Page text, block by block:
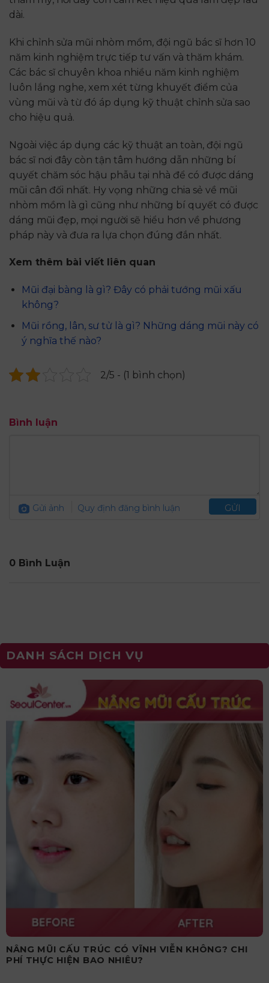
dài.
Khi chỉnh sửa mũi nhòm mồm, đội ngũ bác sĩ hơn 10
năm kinh nghiệm trực tiếp tư vấn và thăm khám.
Các bác sĩ chuyên khoa nhiều năm kinh nghiệm
luôn lắng nghe, xem xét từng khuyết điểm của
vùng mũi và từ đó áp dụng kỹ thuật chỉnh sửa sao
cho hiệu quả.
Ngoài việc áp dụng các kỹ thuật an toàn, đội ngũ
bác sĩ nơi đây còn tận tâm hướng dẫn những bí
quyết chăm sóc hậu phẫu tại nhà để có được dáng
mũi cân đối nhất. Hy vọng những chia sẻ về mũi
nhòm mồm là gì cũng như những bí quyết có được
dáng mũi đẹp, mọi người sẽ hiểu hơn về phương
pháp này và đưa ra lựa chọn đúng đắn nhất.
Xem thêm bài viết liên quan
Mũi đại bàng là gì? Đây có phải tướng mũi xấu
không?
Mũi rồng, lân, sư tử là gì? Những dáng mũi này có
ý nghĩa thế nào?
2/5 - (1 bình chọn)
Bình luận
Gửi ảnh Quy định đăng bình luận GỬI
0 Bình Luận
DANH SÁCH DỊCH VỤ
NÂNG MŨI CẤU TRÚC CÓ VĨNH VIỄN KHÔNG? CHI
PHÍ THỰC HIỆN BAO NHIÊU?